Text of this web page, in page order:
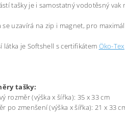
tašky je i samostatný vodotěsný vak
se uzavírá na zip i magnet, pro
látka je Softshell s certifikátem Öko-Tex
tašky:
rozměr (výška x šířka): 35 x 33 cm
po zmenšení (výška x šířka): 21 x 33